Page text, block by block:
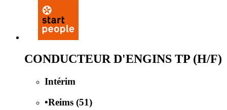
CONDUCTEUR D'ENGINS TP (H/F)
Intérim
•Reims (51)